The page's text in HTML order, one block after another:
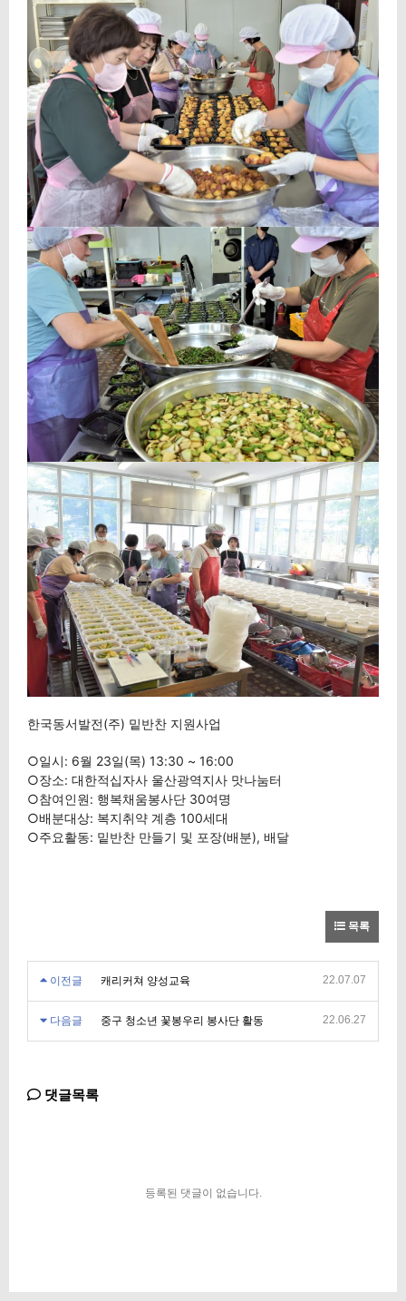
한국동서발전(주) 밑반찬 지원사업
○일시: 6월 23일(목) 13:30 ~ 16:00
○장소: 대한적십자사 울산광역지사 맛나눔터
○참여인원: 행복채움봉사단 30여명
○배분대상: 복지취약 계층 100세대
○주요활동: 밑반찬 만들기 및 포장(배분), 배달
목록
이전글 캐리커쳐 양성교육 22.07.07
다음글 중구 청소년 꽃봉우리 봉사단 활동 22.06.27
댓글목록
등록된 댓글이 없습니다.